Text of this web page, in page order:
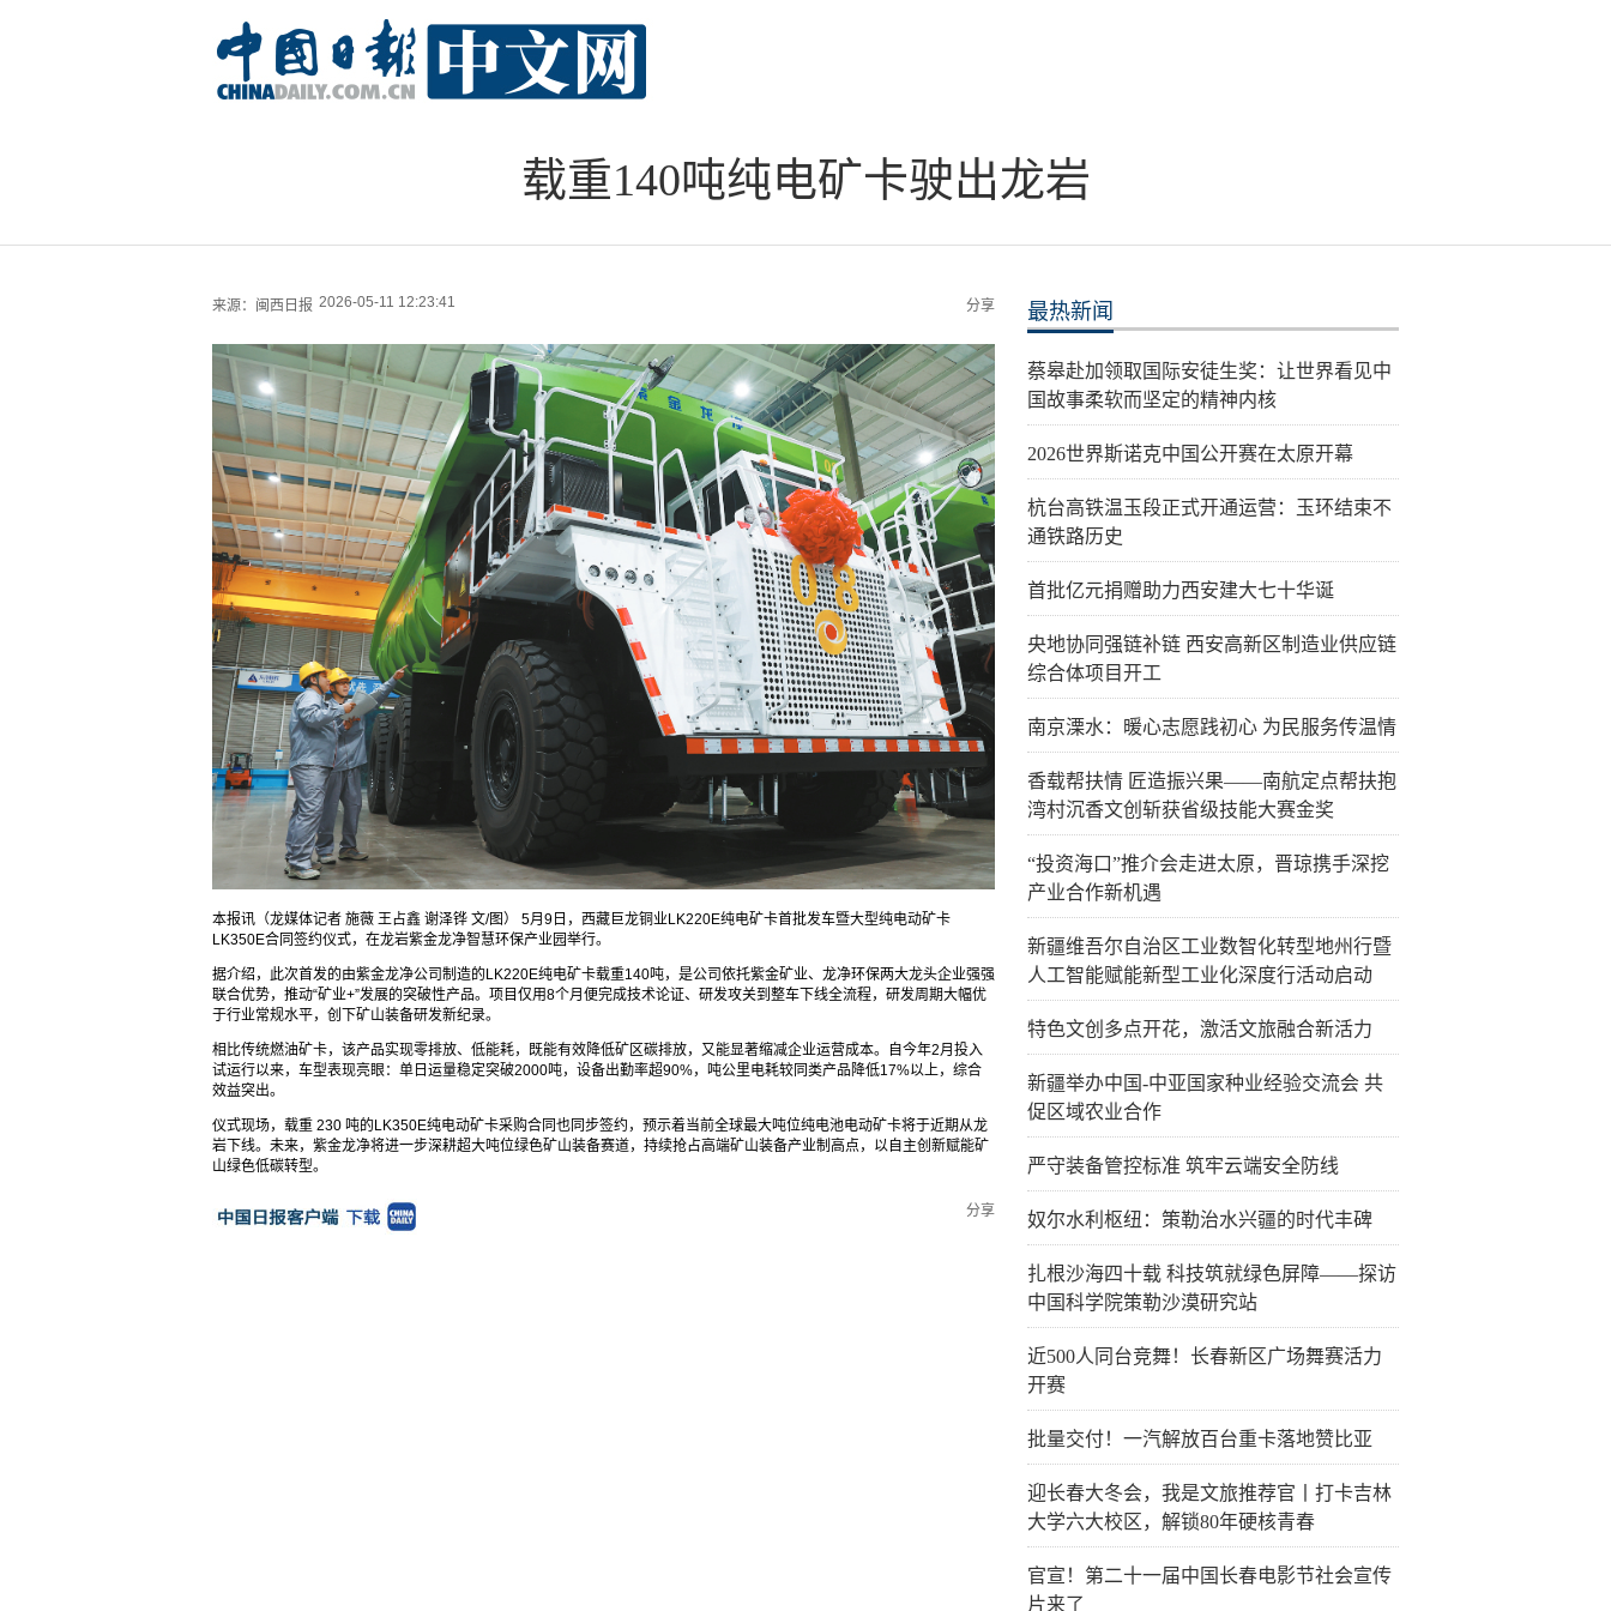
载重140吨纯电矿卡驶出龙岩
来源： 闽西日报 2026-05-11 12:23:41 分享
本报讯（龙媒体记者 施薇 王占鑫 谢泽铧 文/图） 5月9日，西藏巨龙铜业LK220E纯电矿卡首批发车暨大型纯电动矿卡
LK350E合同签约仪式，在龙岩紫金龙净智慧环保产业园举行。
据介绍，此次首发的由紫金龙净公司制造的LK220E纯电矿卡载重140吨，是公司依托紫金矿业、龙净环保两大龙头企业强强
联合优势，推动“矿业+”发展的突破性产品。项目仅用8个月便完成技术论证、研发攻关到整车下线全流程，研发周期大幅优
于行业常规水平，创下矿山装备研发新纪录。
相比传统燃油矿卡，该产品实现零排放、低能耗，既能有效降低矿区碳排放，又能显著缩减企业运营成本。自今年2月投入
试运行以来，车型表现亮眼：单日运量稳定突破2000吨，设备出勤率超90%，吨公里电耗较同类产品降低17%以上，综合
效益突出。
仪式现场，载重 230 吨的LK350E纯电动矿卡采购合同也同步签约，预示着当前全球最大吨位纯电池电动矿卡将于近期从龙
岩下线。未来，紫金龙净将进一步深耕超大吨位绿色矿山装备赛道，持续抢占高端矿山装备产业制高点，以自主创新赋能矿
山绿色低碳转型。
分享
最热新闻
蔡皋赴加领取国际安徒生奖：让世界看见中
国故事柔软而坚定的精神内核
2026世界斯诺克中国公开赛在太原开幕
杭台高铁温玉段正式开通运营：玉环结束不
通铁路历史
首批亿元捐赠助力西安建大七十华诞
央地协同强链补链 西安高新区制造业供应链
综合体项目开工
南京溧水：暖心志愿践初心 为民服务传温情
香载帮扶情 匠造振兴果——南航定点帮扶抱
湾村沉香文创斩获省级技能大赛金奖
“投资海口”推介会走进太原，晋琼携手深挖
产业合作新机遇
新疆维吾尔自治区工业数智化转型地州行暨
人工智能赋能新型工业化深度行活动启动
特色文创多点开花，激活文旅融合新活力
新疆举办中国-中亚国家种业经验交流会 共
促区域农业合作
严守装备管控标准 筑牢云端安全防线
奴尔水利枢纽：策勒治水兴疆的时代丰碑
扎根沙海四十载 科技筑就绿色屏障——探访
中国科学院策勒沙漠研究站
近500人同台竞舞！长春新区广场舞赛活力
开赛
批量交付！一汽解放百台重卡落地赞比亚
迎长春大冬会，我是文旅推荐官丨打卡吉林
大学六大校区，解锁80年硬核青春
官宣！第二十一届中国长春电影节社会宣传
片来了